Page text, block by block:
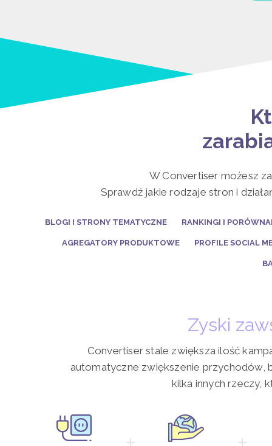
W Convertiser możesz
Sprawdź jakie rodzaje stron i
BLOGI I STRONY TEMATYCZNE RANKINGI I
AGREGATORY PRODUKTOWE PROFILE SOCIAL
Zyski
Convertiser stale zwiększa ilość
automatyczne zwiększenie przychodów,
kilka innych rzeczy,